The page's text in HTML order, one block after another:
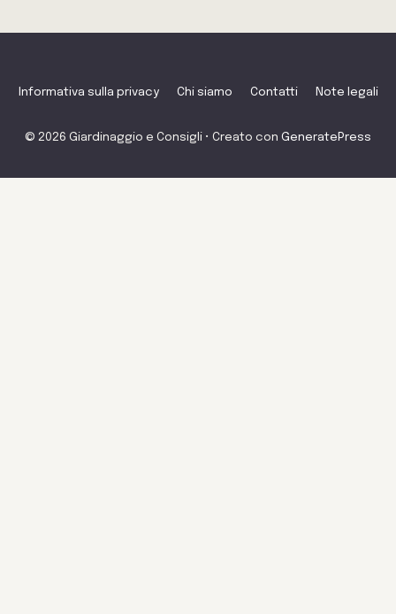
Informativa sulla privacy Chi siamo Contatti Note legali
© 2026 Giardinaggio e Consigli • Creato con GeneratePress